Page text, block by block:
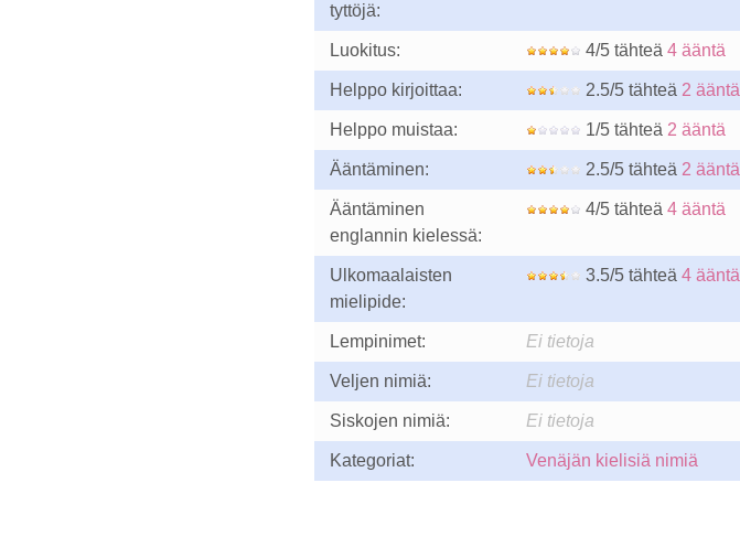
tyttöjä:
Luokitus: 4/5 tähteä 4 ääntä
Helppo kirjoittaa: 2.5/5 tähteä 2 ääntä
Helppo muistaa: 1/5 tähteä 2 ääntä
Ääntäminen: 2.5/5 tähteä 2 ääntä
Ääntäminen
englannin kielessä:
4/5 tähteä 4 ääntä
Ulkomaalaisten
mielipide:
3.5/5 tähteä 4 ääntä
Lempinimet: Ei tietoja
Veljen nimiä: Ei tietoja
Siskojen nimiä: Ei tietoja
Kategoriat: Venäjän kielisiä nimiä